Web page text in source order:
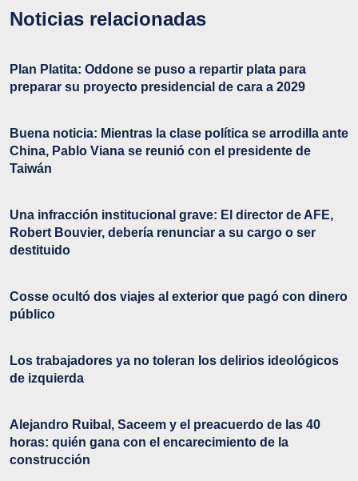
Noticias relacionadas
Plan Platita: Oddone se puso a repartir plata para
preparar su proyecto presidencial de cara a 2029
Buena noticia: Mientras la clase política se arrodilla ante
China, Pablo Viana se reunió con el presidente de
Taiwán
Una infracción institucional grave: El director de AFE,
Robert Bouvier, debería renunciar a su cargo o ser
destituido
Cosse ocultó dos viajes al exterior que pagó con dinero
público
Los trabajadores ya no toleran los delirios ideológicos
de izquierda
Alejandro Ruibal, Saceem y el preacuerdo de las 40
horas: quién gana con el encarecimiento de la
construcción